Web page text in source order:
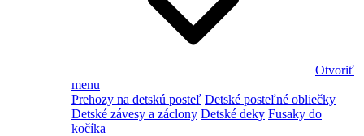
Otvoriť
menu
Prehozy na detskú posteľ Detské posteľné obliečky
Detské závesy a záclony Detské deky Fusaky do
kočíka